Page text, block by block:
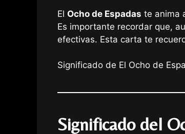
El Ocho de Espadas te anima
Es importante recordar que,
efectivas. Esta carta te
Significado de El Ocho de
Significado del